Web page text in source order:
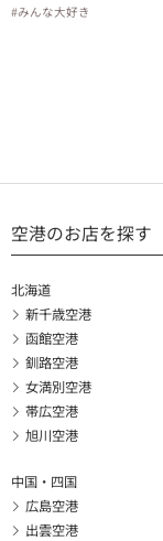
#みんな大好き
空港のお店を探す
北海道
新千歳空港
函館空港
釧路空港
女満別空港
帯広空港
旭川空港
中国・四国
広島空港
出雲空港